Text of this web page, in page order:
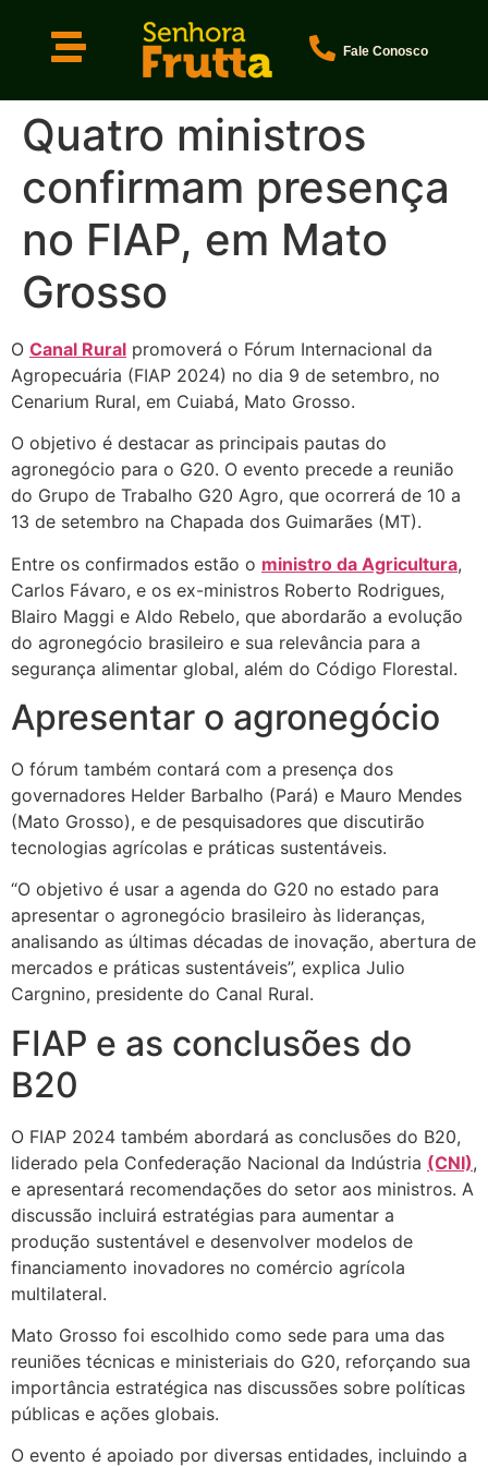
Fale Conosco
Quatro ministros
confirmam presença
no FIAP, em Mato
Grosso
O Canal Rural promoverá o Fórum Internacional da
Agropecuária (FIAP 2024) no dia 9 de setembro, no
Cenarium Rural, em Cuiabá, Mato Grosso.
O objetivo é destacar as principais pautas do
agronegócio para o G20. O evento precede a reunião
do Grupo de Trabalho G20 Agro, que ocorrerá de 10 a
13 de setembro na Chapada dos Guimarães (MT).
Entre os confirmados estão o ministro da Agricultura,
Carlos Fávaro, e os ex-ministros Roberto Rodrigues,
Blairo Maggi e Aldo Rebelo, que abordarão a evolução
do agronegócio brasileiro e sua relevância para a
segurança alimentar global, além do Código Florestal.
Apresentar o agronegócio
O fórum também contará com a presença dos
governadores Helder Barbalho (Pará) e Mauro Mendes
(Mato Grosso), e de pesquisadores que discutirão
tecnologias agrícolas e práticas sustentáveis.
“O objetivo é usar a agenda do G20 no estado para
apresentar o agronegócio brasileiro às lideranças,
analisando as últimas décadas de inovação, abertura de
mercados e práticas sustentáveis”, explica Julio
Cargnino, presidente do Canal Rural.
FIAP e as conclusões do
B20
O FIAP 2024 também abordará as conclusões do B20,
liderado pela Confederação Nacional da Indústria (CNI),
e apresentará recomendações do setor aos ministros. A
discussão incluirá estratégias para aumentar a
produção sustentável e desenvolver modelos de
financiamento inovadores no comércio agrícola
multilateral.
Mato Grosso foi escolhido como sede para uma das
reuniões técnicas e ministeriais do G20, reforçando sua
importância estratégica nas discussões sobre políticas
públicas e ações globais.
O evento é apoiado por diversas entidades, incluindo a